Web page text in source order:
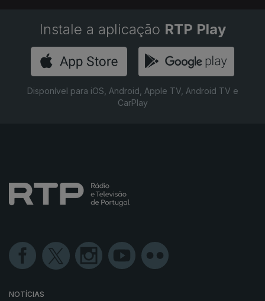
Instale a aplicação RTP Play
Disponível para iOS, Android, Apple TV, Android TV e
CarPlay
NOTÍCIAS